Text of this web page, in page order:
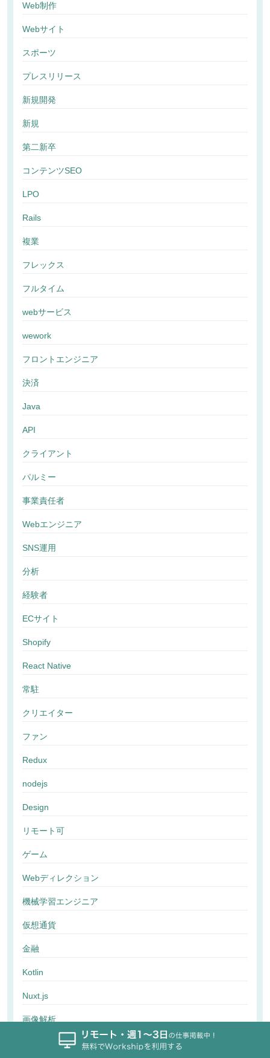
Web制作
Webサイト
スポーツ
プレスリリース
新規開発
新規
第二新卒
コンテンツSEO
LPO
Rails
複業
フレックス
フルタイム
webサービス
wework
フロントエンジニア
決済
Java
API
クライアント
パルミー
事業責任者
Webエンジニア
SNS運用
分析
経験者
ECサイト
Shopify
React Native
常駐
クリエイター
ファン
Redux
nodejs
Design
リモート可
ゲーム
Webディレクション
機械学習エンジニア
仮想通貨
金融
Kotlin
Nuxt.js
画像解析